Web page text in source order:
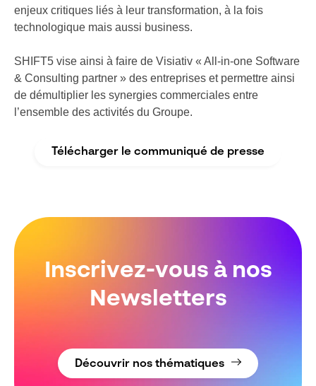
enjeux critiques liés à leur transformation, à la fois
technologique mais aussi business.
SHIFT5 vise ainsi à faire de Visiativ « All-in-one Software
& Consulting partner » des entreprises et permettre ainsi
de démultiplier les synergies commerciales entre
l’ensemble des activités du Groupe.
Télécharger le communiqué de presse
Inscrivez-vous à nos
Newsletters
Découvrir nos thématiques